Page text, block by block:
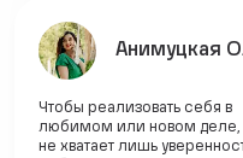
Анимуцкая
Чтобы реализовать себя в
любимом или новом деле,
не хватает лишь